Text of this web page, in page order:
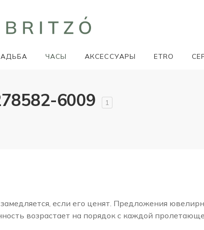
ЧАСЫ АКСЕССУАРЫ ETRO
6009 1
если его ценят. Предложения
возрастает на порядок с каждой